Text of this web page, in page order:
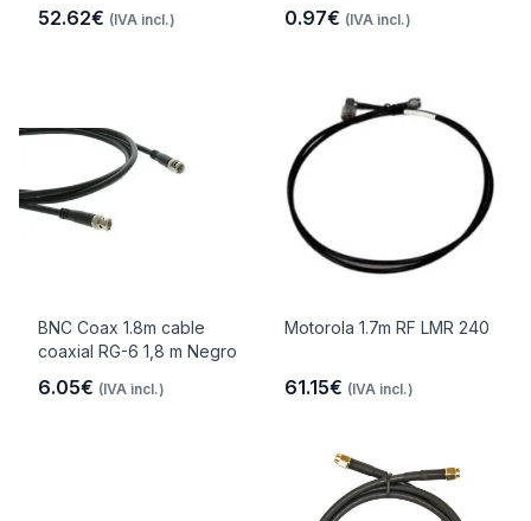
52.62€ (IVA incl.) 0.97€ (IVA incl.)
BNC Coax 1.8m cable
coaxial RG-6 1,8 m Negro
6.05€ (IVA incl.)
Motorola 1.7m RF LMR 240
61.15€ (IVA incl.)